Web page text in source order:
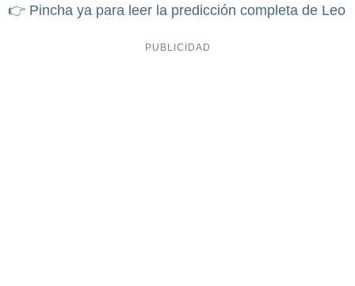
👉 Pincha ya para leer la predicción completa de Leo